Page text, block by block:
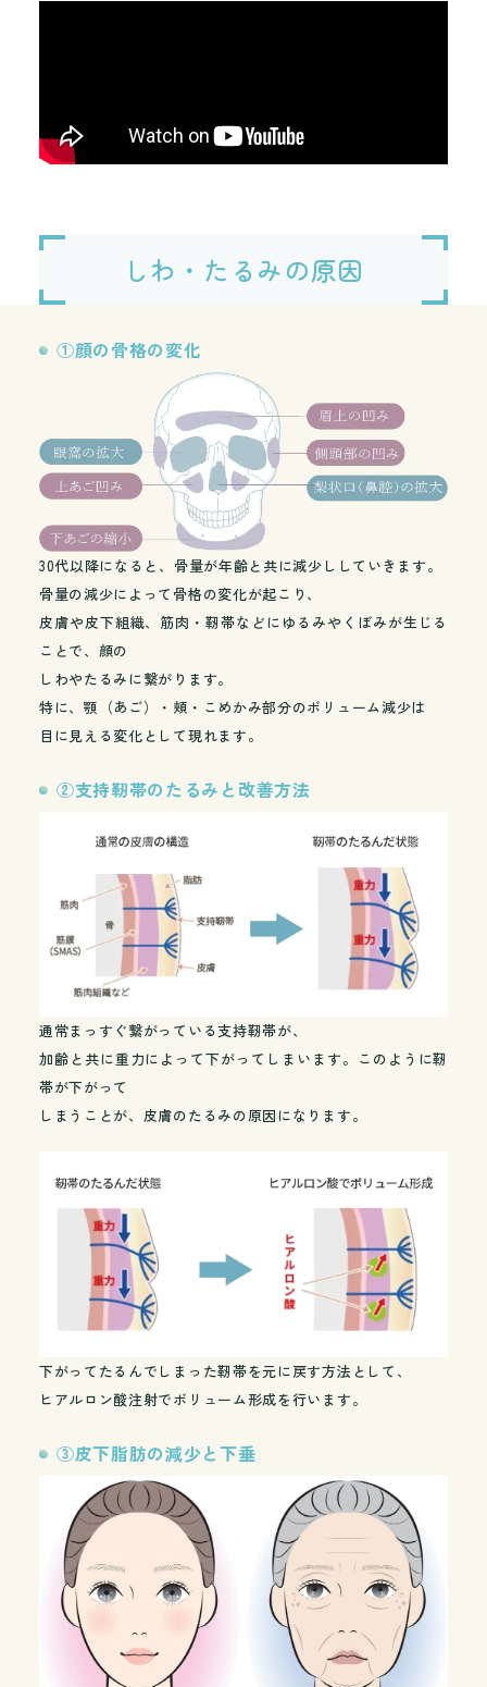
しわ・たるみの原因
①顔の骨格の変化
30代以降になると、骨量が年齢と共に減少ししていきます。
骨量の減少によって骨格の変化が起こり、
皮膚や皮下組織、筋肉・靭帯などにゆるみやくぼみが生じる
ことで、顔の
しわやたるみに繋がります。
特に、顎（あご）・頬・こめかみ部分のボリューム減少は
目に見える変化として現れます。
②支持靭帯のたるみと改善方法
通常まっすぐ繋がっている支持靭帯が、
加齢と共に重力によって下がってしまいます。このように靭
帯が下がって
しまうことが、皮膚のたるみの原因になります。
下がってたるんでしまった靭帯を元に戻す方法として、
ヒアルロン酸注射でボリューム形成を行います。
③皮下脂肪の減少と下垂